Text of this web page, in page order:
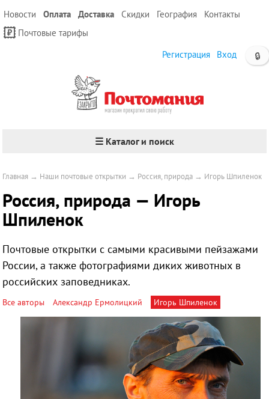
Новости Оплата Доставка Скидки География
Контакты
Почтовые тарифы
🔒
Регистрация Вход
☰ Каталог и поиск
Главная → Наши почтовые открытки → Россия, природа → Игорь Шпиленок
Россия, природа — Игорь
Шпиленок
Почтовые открытки с самыми красивыми пейзажами
России, а также фотографиями диких животных в
российских заповедниках.
Все авторы Александр Ермолицкий Игорь Шпиленок